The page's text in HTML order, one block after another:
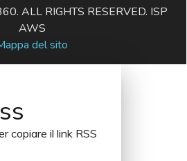
ALL RIGHTS RESERVED. ISP
AWS
del sito
copiare il link RSS